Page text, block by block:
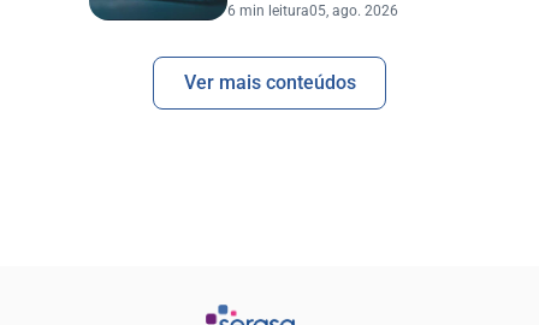
proteger sua empresa?
6 min leitura05, ago. 2026
Ver mais conteúdos